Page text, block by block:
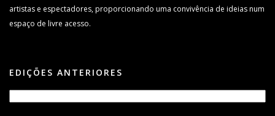
artistas e espectadores, proporcionando uma convivência de ideias num
espaço de livre acesso.
EDIÇÕES ANTERIORES